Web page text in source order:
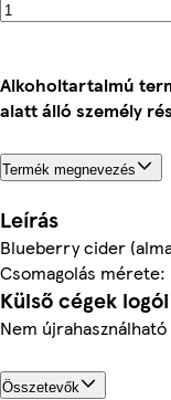
Alkoholtartalmú
alatt álló személy
Termék megnevezés
Leírás
Blueberry cider
Csomagolás mérete:
Külső cégek logói
Nem
Összetevők